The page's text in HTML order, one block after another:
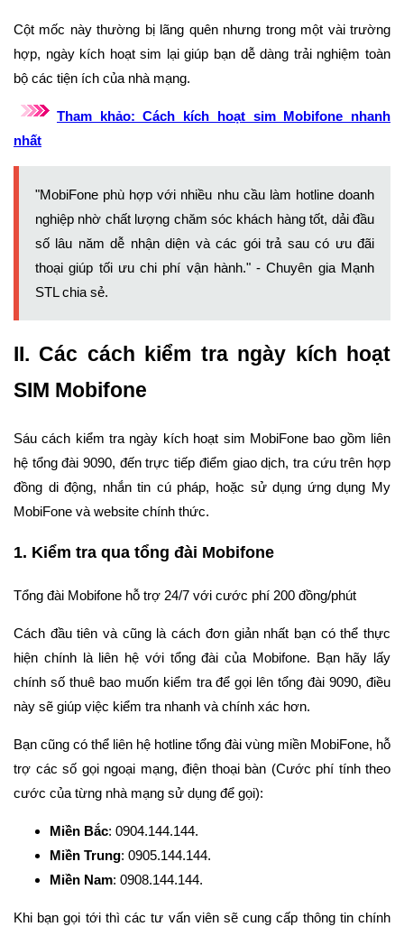
Cột mốc này thường bị lãng quên nhưng trong một vài trường
hợp, ngày kích hoạt sim lại giúp bạn dễ dàng trải nghiệm toàn
bộ các tiện ích của nhà mạng.
Tham khảo: Cách kích hoạt sim Mobifone nhanh
nhất
"MobiFone phù hợp với nhiều nhu cầu làm hotline doanh
nghiệp nhờ chất lượng chăm sóc khách hàng tốt, dải đầu
số lâu năm dễ nhận diện và các gói trả sau có ưu đãi
thoại giúp tối ưu chi phí vận hành." - Chuyên gia Mạnh
STL chia sẻ.
II. Các cách kiểm tra ngày kích hoạt
SIM Mobifone
Sáu cách kiểm tra ngày kích hoạt sim MobiFone bao gồm liên
hệ tổng đài 9090, đến trực tiếp điểm giao dịch, tra cứu trên hợp
đồng di động, nhắn tin cú pháp, hoặc sử dụng ứng dụng My
MobiFone và website chính thức.
1. Kiểm tra qua tổng đài Mobifone
Tổng đài Mobifone hỗ trợ 24/7 với cước phí 200 đồng/phút
Cách đầu tiên và cũng là cách đơn giản nhất bạn có thể thực
hiện chính là liên hệ với tổng đài của Mobifone. Bạn hãy lấy
chính số thuê bao muốn kiểm tra để gọi lên tổng đài 9090, điều
này sẽ giúp việc kiểm tra nhanh và chính xác hơn.
Bạn cũng có thể liên hệ hotline tổng đài vùng miền MobiFone, hỗ
trợ các số gọi ngoại mạng, điện thoại bàn (Cước phí tính theo
cước của từng nhà mạng sử dụng để gọi):
Miền Bắc: 0904.144.144.
Miền Trung: 0905.144.144.
Miền Nam: 0908.144.144.
Khi bạn gọi tới thì các tư vấn viên sẽ cung cấp thông tin chính